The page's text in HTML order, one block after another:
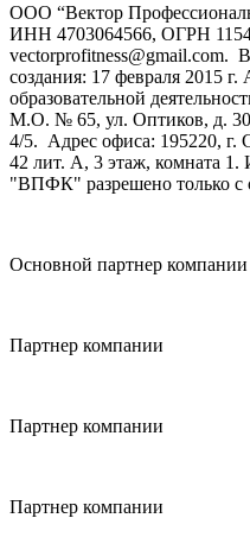
ООО “Вектор
ИНН 4703064566, ОГРН
vectorprofitness@gmail.com.
создания: 17 февраля 2015
образовательной
М.О. № 65, ул. Оптиков, д.
4/5. Адрес офиса: 195220, г.
42 лит. А, 3 этаж, комната
"ВПФК" разрешено только с
Основной партнер компании
Партнер компании
Партнер компании
Партнер компании